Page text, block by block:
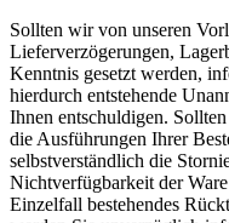
Sollten wir von unseren
Lieferverzögerungen,
Kenntnis gesetzt werden,
hierdurch entstehende
Ihnen entschuldigen.
die Ausführungen Ihrer
selbstverständlich die
Nichtverfügbarkeit der
Einzelfall bestehendes